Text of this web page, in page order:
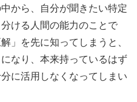
から、自分が聞きたい特定
ける人間の能力のことで
」を先に知ってしまうと、
なり、本来持っているはず
に活用しなくなってしまい